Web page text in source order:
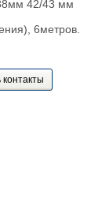
42/43 мм
6метров.
контакты